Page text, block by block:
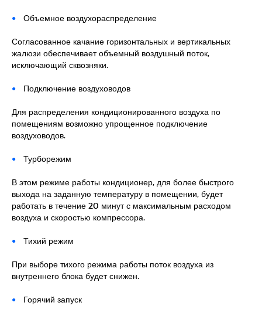
Объемное воздухораспределение
Согласованное качание горизонтальных и вертикальных
жалюзи обеспечивает объемный воздушный поток,
исключающий сквозняки.
Подключение воздуховодов
Для распределения кондиционированного воздуха по
помещениям возможно упрощенное подключение
воздуховодов.
Турборежим
В этом режиме работы кондиционер, для более быстрого
выхода на заданную температуру в помещении, будет
работать в течение 20 минут с максимальным расходом
воздуха и скоростью компрессора.
Тихий режим
При выборе тихого режима работы поток воздуха из
внутреннего блока будет снижен.
Горячий запуск